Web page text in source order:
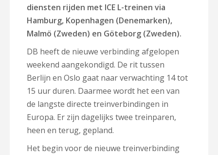
diensten rijden met ICE L-treinen via
Hamburg, Kopenhagen (Denemarken),
Malmö (Zweden) en Göteborg (Zweden).
DB heeft de nieuwe verbinding afgelopen
weekend aangekondigd. De rit tussen
Berlijn en Oslo gaat naar verwachting 14 tot
15 uur duren. Daarmee wordt het een van
de langste directe treinverbindingen in
Europa. Er zijn dagelijks twee treinparen,
heen en terug, gepland.
Het begin voor de nieuwe treinverbinding